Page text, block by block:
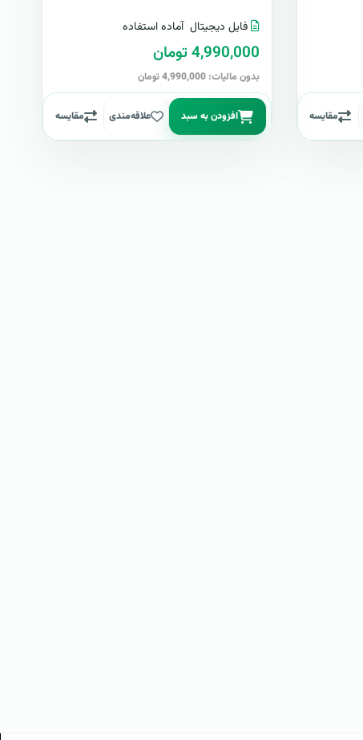
مقایسه
فایل دیجیتال آماده استفاده
4,990,000 تومان
بدون مالیات: 4,990,000 تومان
افزودن به سبد علاقه‌مندی مقایسه